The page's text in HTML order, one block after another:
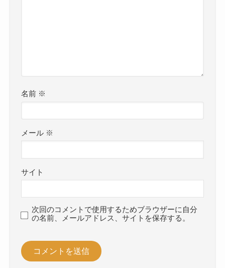
名前 ※
メール ※
サイト
次回のコメントで使用するためブラウザーに自分
の名前、メールアドレス、サイトを保存する。